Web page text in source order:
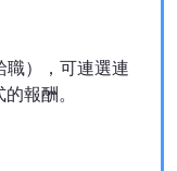
職），可連選連
報酬。